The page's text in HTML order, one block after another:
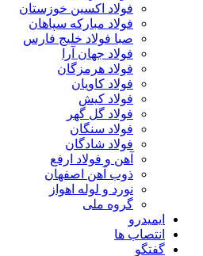
فولاد اکسین خوزستان
فولاد مبارکه سپاهان
صبا فولاد خلیج فارس
فولاد جهان آرا
فولاد هرمزگان
فولاد کاویان
فولاد کیش
فولاد گل گهر
فولاد سنگان
فولاد شادگان
آهن و فولاد ارفع
ذوب آهن اصفهان
نورد و لوله اهواز
گروه ملی
ایمیدرو
انتصاب ها
گفتگو